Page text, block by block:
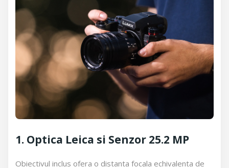
1. Optica Leica si Senzor 25.2 MP
Obiectivul inclus ofera o distanta focala echivalenta de